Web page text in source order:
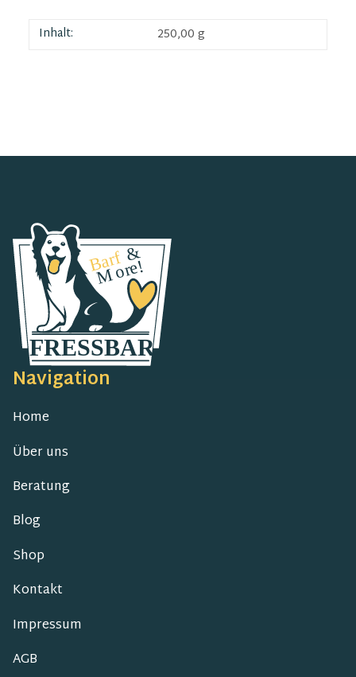
Inhalt: 250,00 g
Navigation
Home
Über uns
Beratung
Blog
Shop
Kontakt
Impressum
AGB